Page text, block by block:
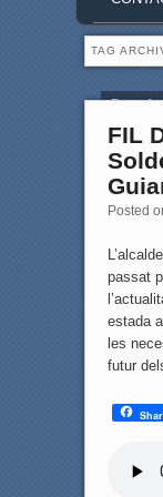
TAG
Page 1
FIL
Posted
passat
estada
les
futur